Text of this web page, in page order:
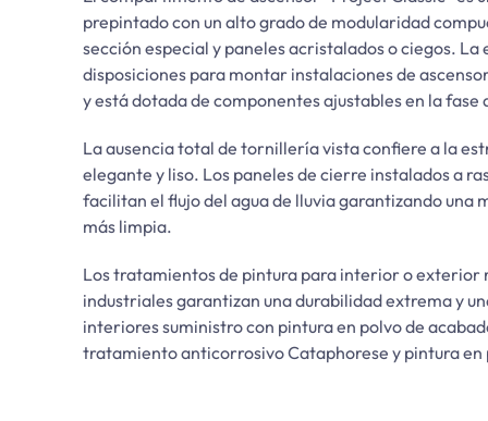
prepintado con un alto grado de modularidad
sección especial y paneles acristalados o ciegos.
disposiciones para montar instalaciones de
y está dotada de componentes ajustables en la fase
La ausencia total de tornillería vista confiere a la
elegante y liso. Los paneles de cierre instalados a
facilitan el flujo del agua de lluvia garantizando una
más limpia.
Los tratamientos de pintura para interior o exterior
industriales garantizan una durabilidad extrema y
interiores suministro con pintura en polvo de
tratamiento anticorrosivo Cataphorese y pintura en